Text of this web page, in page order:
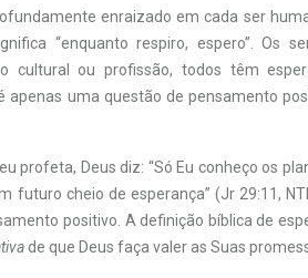
enraizado em cada ser
“enquanto respiro, espero”. Os
cultural ou profissão, todos têm
apenas uma questão de pensamento
profeta, Deus diz: “Só Eu conheço os
futuro cheio de esperança” (Jr 29:11,
positivo. A definição bíblica de
de que Deus faça valer as Suas